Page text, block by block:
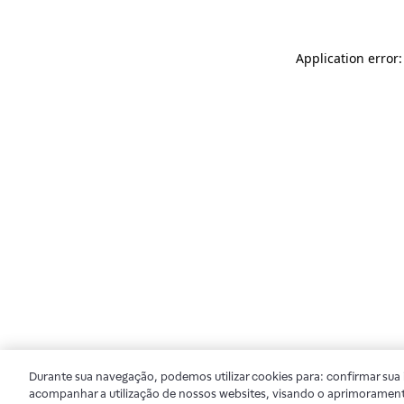
Application
Durante sua navegação, podemos utilizar cookies para: confirmar
acompanhar a utilização de nossos websites, visando o